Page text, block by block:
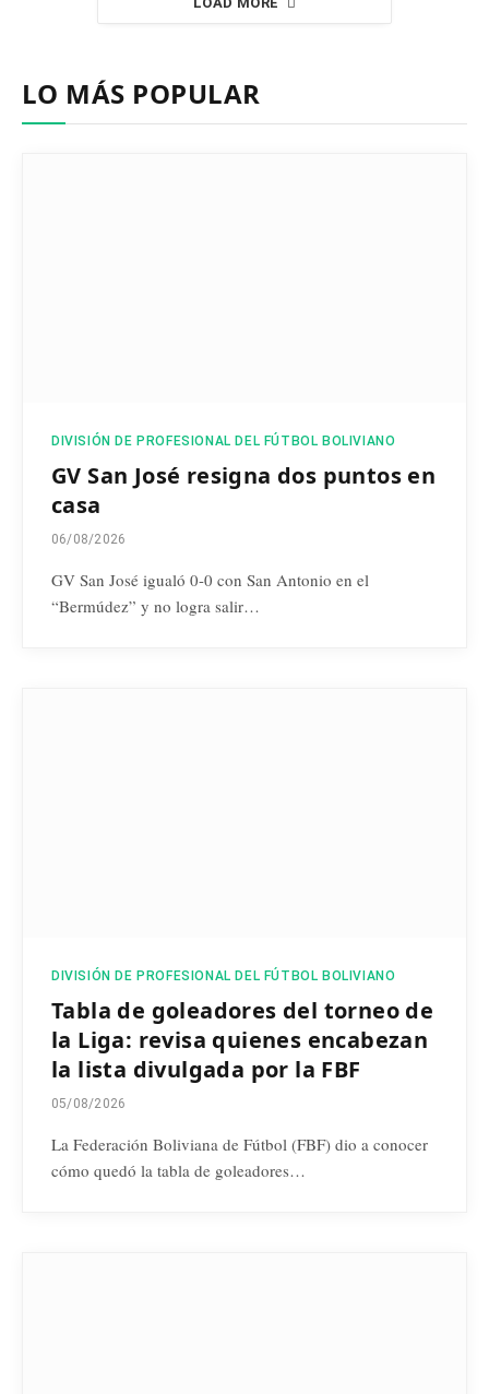
LO MÁS POPULAR
DIVISIÓN DE PROFESIONAL DEL FÚTBOL BOLIVIANO
GV San José resigna dos puntos en
casa
06/08/2026
GV San José igualó 0-0 con San Antonio en el
“Bermúdez” y no logra salir…
DIVISIÓN DE PROFESIONAL DEL FÚTBOL BOLIVIANO
Tabla de goleadores del torneo de
la Liga: revisa quienes encabezan
la lista divulgada por la FBF
05/08/2026
La Federación Boliviana de Fútbol (FBF) dio a conocer
cómo quedó la tabla de goleadores…